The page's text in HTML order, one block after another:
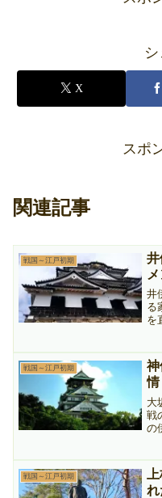
X
スポ
関連記事
戦国～江戸初期
井
る
を
中
え
含
戦国～江戸初期
情
大
戦
の
戦国～江戸初期
れ